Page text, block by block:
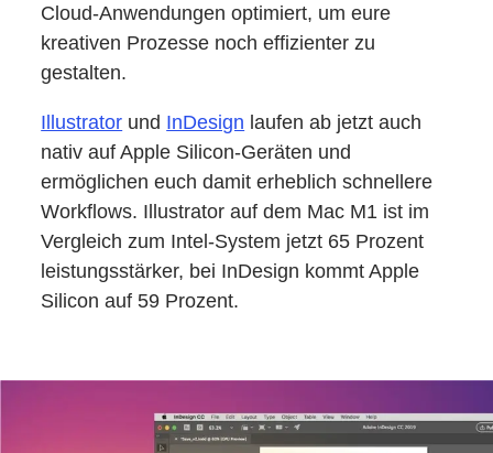
Cloud-Anwendungen optimiert, um eure
kreativen Prozesse noch effizienter zu
gestalten.
Illustrator und InDesign laufen ab jetzt auch
nativ auf Apple Silicon-Geräten und
ermöglichen euch damit erheblich schnellere
Workflows. Illustrator auf dem Mac M1 ist im
Vergleich zum Intel-System jetzt 65 Prozent
leistungsstärker, bei InDesign kommt Apple
Silicon auf 59 Prozent.